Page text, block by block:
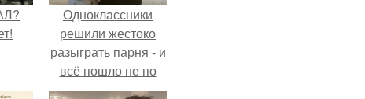
Одноклассники
решили жестоко
разыграть парня - и
всё пошло не по
плану.